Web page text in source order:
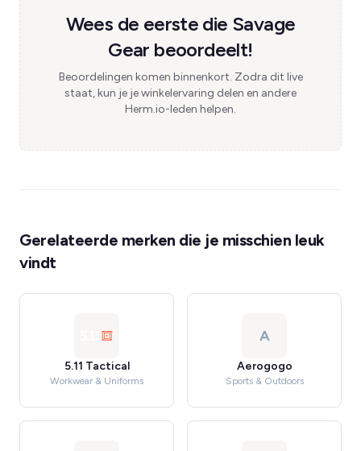
Wees de eerste die Savage
Gear beoordeelt!
Beoordelingen komen binnenkort. Zodra dit live
staat, kun je je winkelervaring delen en andere
Herm.io-leden helpen.
Gerelateerde merken die je misschien leuk
vindt
5.11 Tactical
Workwear & Uniforms
A
Aerogogo
Sports & Outdoors